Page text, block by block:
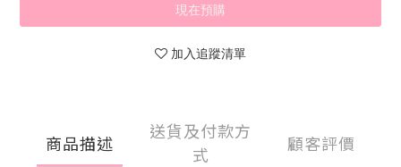
現在預購
加入追蹤清單
商品描述
送貨及付款方
式
顧客評價